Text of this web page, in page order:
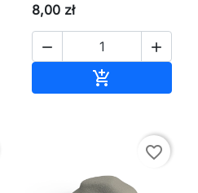
8,00 zł
 

favorite_border